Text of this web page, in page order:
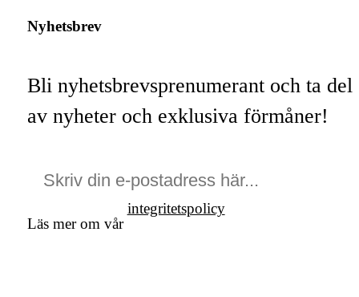
Nyhetsbrev
Bli nyhetsbrevsprenumerant och ta del
av nyheter och exklusiva förmåner!
Läs mer om vår
integritetspolicy